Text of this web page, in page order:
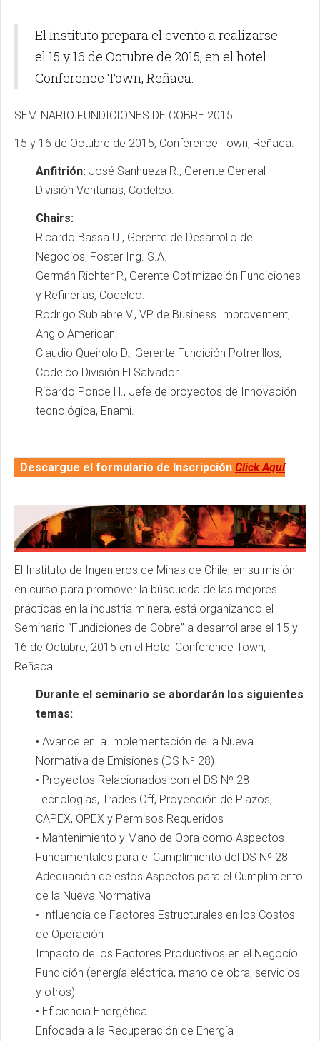
El Instituto prepara el evento a realizarse
el 15 y 16 de Octubre de 2015, en el hotel
Conference Town, Reñaca.
SEMINARIO FUNDICIONES DE COBRE 2015
15 y 16 de Octubre de 2015, Conference Town, Reñaca.
Anfitrión: José Sanhueza R., Gerente General
División Ventanas, Codelco.
Chairs:
Ricardo Bassa U., Gerente de Desarrollo de
Negocios, Foster Ing. S.A.
Germán Richter P., Gerente Optimización Fundiciones
y Refinerías, Codelco.
Rodrigo Subiabre V., VP de Business Improvement,
Anglo American.
Claudio Queirolo D., Gerente Fundición Potrerillos,
Codelco División El Salvador.
Ricardo Ponce H., Jefe de proyectos de Innovación
tecnológica, Enami.
Descargue el formulario de Inscripción Click Aquí
El Instituto de Ingenieros de Minas de Chile, en su misión
en curso para promover la búsqueda de las mejores
prácticas en la industria minera, está organizando el
Seminario “Fundiciones de Cobre” a desarrollarse el 15 y
16 de Octubre, 2015 en el Hotel Conference Town,
Reñaca.
Durante el seminario se abordarán los siguientes
temas:
• Avance en la Implementación de la Nueva
Normativa de Emisiones (DS Nº 28)
• Proyectos Relacionados con el DS Nº 28
Tecnologías, Trades Off, Proyección de Plazos,
CAPEX, OPEX y Permisos Requeridos
• Mantenimiento y Mano de Obra como Aspectos
Fundamentales para el Cumplimiento del DS Nº 28
Adecuación de estos Aspectos para el Cumplimiento
de la Nueva Normativa
• Influencia de Factores Estructurales en los Costos
de Operación
Impacto de los Factores Productivos en el Negocio
Fundición (energía eléctrica, mano de obra, servicios
y otros)
• Eficiencia Energética
Enfocada a la Recuperación de Energía